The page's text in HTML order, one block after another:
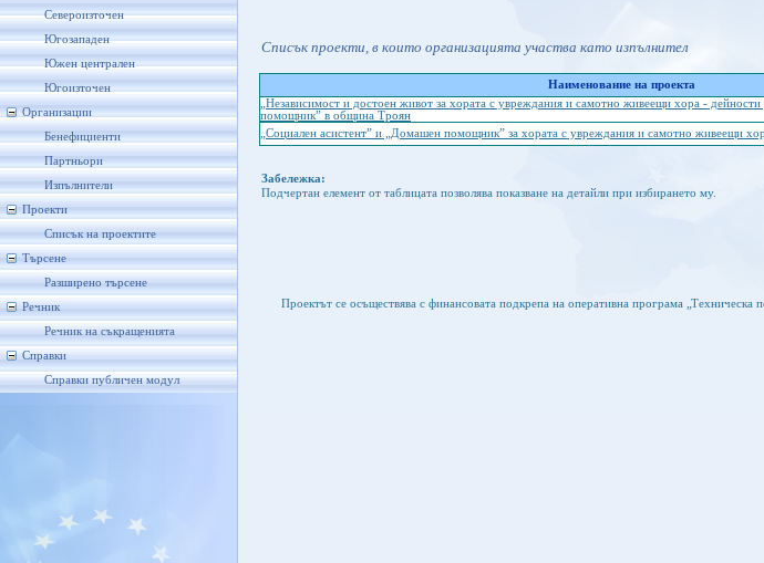
Североизточен
Югозападен
Южен централен
Югоизточен
Организации
Бенефициенти
Партньори
Изпълнители
Проекти
Списък на проектите
Търсене
Разширено търсене
Речник
Речник на съкращенията
Справки
Справки публичен модул
Списък проекти, в които организацията участва като изпълнител
Наименование на проекта
„Независимост и достоен живот за хората с увреждания и самотно живеещи хора -
помощник” в община Троян
„Социален асистент” и „Домашен помощник” за хората с увреждания и самотно живеещи
Забележка:
Подчертан елемент от таблицата позволява показване на детайли при избирането му.
Проектът се осъществява с финансовата подкрепа на оперативна програма